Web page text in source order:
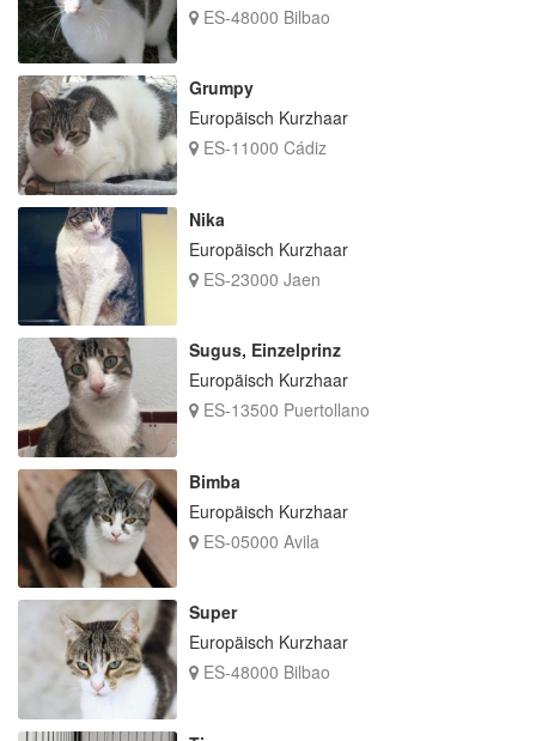
ES-48000 Bilbao
Grumpy
Europäisch Kurzhaar
ES-11000 Cádiz
Nika
Europäisch Kurzhaar
ES-23000 Jaen
Sugus, Einzelprinz
Europäisch Kurzhaar
ES-13500 Puertollano
Bimba
Europäisch Kurzhaar
ES-05000 Avila
Super
Europäisch Kurzhaar
ES-48000 Bilbao